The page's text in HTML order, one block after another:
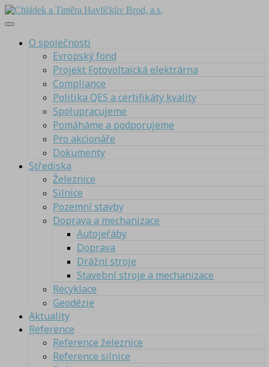
O společnosti
Evropský fond
Projekt Fotovoltaická elektrárna
Compliance
Politika QES a certifikáty kvality
Spolupracujeme
Pomáháme a podporujeme
Pro akcionáře
Dokumenty
Střediska
Železnice
Silnice
Pozemní stavby
Doprava a mechanizace
Autojeřáby
Doprava
Drážní stroje
Stavební stroje a mechanizace
Recyklace
Geodézie
Aktuality
Reference
Reference železnice
Reference silnice